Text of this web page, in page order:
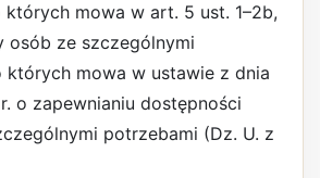
których mowa w art. 5 ust. 1–2b,
osób ze szczególnymi
których mowa w ustawie z dnia
o zapewnianiu dostępności
potrzebami (Dz. U. z